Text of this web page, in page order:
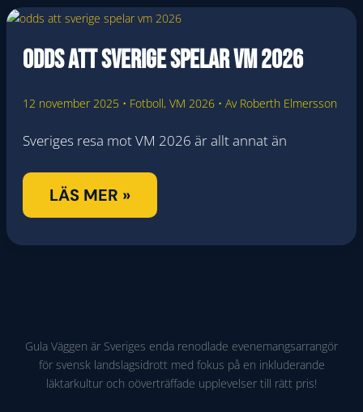
OSS
KARTAN,
MARS
RESAN
Odds att Sverige spelar VM 2026
12 november 2025 • Fotboll, VM 2026• Av Roberth Elmersson
Sveriges resa mot VM 2026 är allt annat än
ODDS
ATT
SVERIGE
LÄS MER »
Gula Väggen är Sveriges enda renodlade evenemangsarrangör
för svensk landslagsidrott med fokus på en inkluderande
läktarkultur och oöverträffade upplevelser till rätt pris!